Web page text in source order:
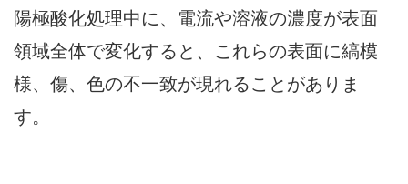
陽極酸化処理中に、電流や溶液の濃度が表面
領域全体で変化すると、これらの表面に縞模
様、傷、色の不一致が現れることがありま
す。